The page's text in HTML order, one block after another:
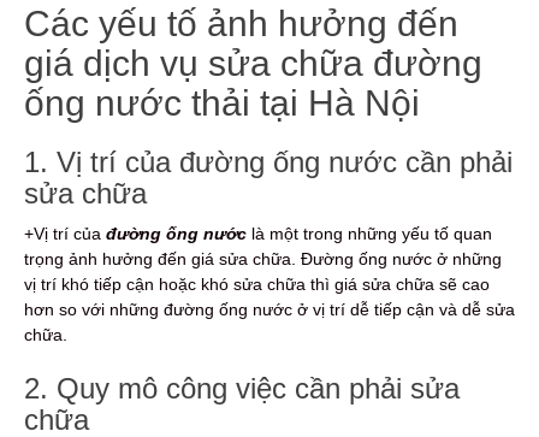
Các yếu tố ảnh hưởng đến
giá dịch vụ sửa chữa đường
ống nước thải tại Hà Nội
1. Vị trí của đường ống nước cần phải
sửa chữa
+Vị trí của đường ống nước là một trong những yếu tố quan
trọng ảnh hưởng đến giá sửa chữa. Đường ống nước ở những
vị trí khó tiếp cận hoặc khó sửa chữa thì giá sửa chữa sẽ cao
hơn so với những đường ống nước ở vị trí dễ tiếp cận và dễ sửa
chữa.
2. Quy mô công việc cần phải sửa
chữa